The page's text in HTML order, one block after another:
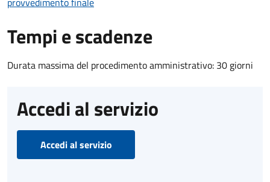
Tempi e scadenze
Durata massima del procedimento amministrativo: 30 giorni
Accedi al servizio
Accedi al servizio